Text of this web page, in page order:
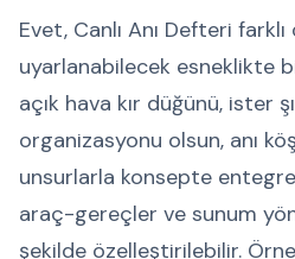
Evet, Canlı Anı Defteri
uyarlanabilecek esneklikte
açık hava kır düğünü, ister
organizasyonu olsun, anı
unsurlarla konsepte
araç-gereçler ve sunum
şekilde özelleştirilebilir.